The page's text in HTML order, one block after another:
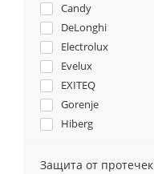
Candy
DeLonghi
Electrolux
Evelux
EXITEQ
Gorenje
Hiberg
Korting
Защита от протечек